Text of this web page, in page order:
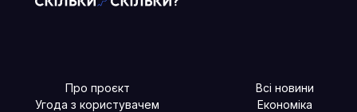
Про проєкт
Угода з користувачем
Всі новини
Економіка